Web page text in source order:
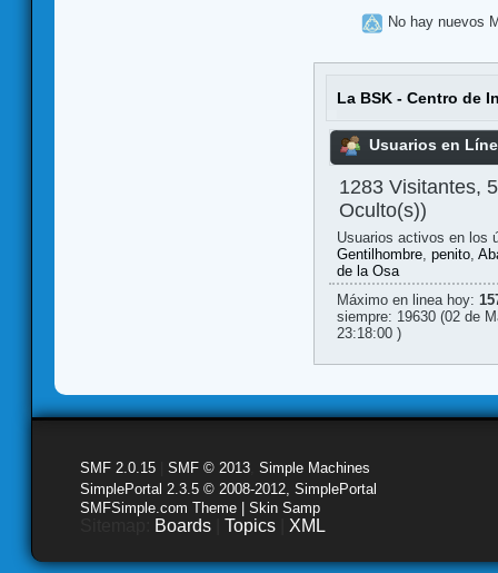
No hay nuevos
La BSK - Centro de
Usuarios en
1283 Visitantes,
Oculto(s))
Usuarios activos en los
Gentilhombre, penito,
de la Osa
Máximo en linea hoy:
siempre: 19630 (02 de
23:18:00 )
SMF 2.0.15 SMF © 2013 Simple Machines
SimplePortal 2.3.5 © 2008-2012, SimplePortal
SMFSimple.com Theme | Skin Samp
Boards Topics XML